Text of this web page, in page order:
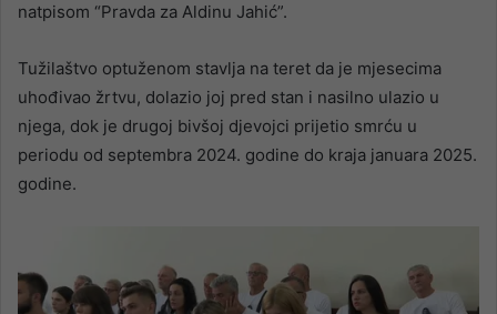
natpisom “Pravda za Aldinu Jahić”.
Tužilaštvo optuženom stavlja na teret da je mjesecima
uhođivao žrtvu, dolazio joj pred stan i nasilno ulazio u
njega, dok je drugoj bivšoj djevojci prijetio smrću u
periodu od septembra 2024. godine do kraja januara 2025.
godine.